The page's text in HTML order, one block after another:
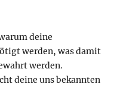
deine
werden, was damit
werden.
deine uns bekannten